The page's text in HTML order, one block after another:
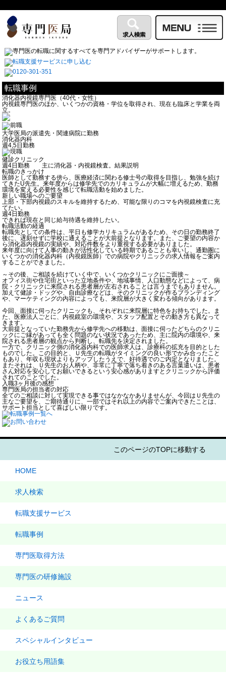
転職事例
消化器内視鏡専門医（40代・女性）
内視鏡専門医のほか、いくつかの資格・学位を取得され、現在も臨床と学業を両
立。
大学医局の派遣先・関連病院に勤務
消化器内科
週4,5日勤務
健診クリニック
週4日勤務 主に消化器・内視鏡検査。結果説明
転職のきっかけ
医師として勤務する傍ら、医療経済に関わる修士号の取得を目指し、勉強を続け
てきたU先生。来年度からは修学先でのカリキュラムが大幅に増えるため、勤務
環境を変える必要性を感じて転職活動を始めました。
新しい職場へのご要望
上部・下部内視鏡のスキルを維持するため、可能な限りのコマを内視鏡検査に充
てたい。
週4日勤務
できれば現在と同じ給与待遇を維持したい。
転職活動の経過
転職先としての条件は、平日も修学カリキュラムがあるため、その日の勤務終了
後に、遅刻せずに学校に通えることが大前提となります。また、ご要望の内容か
ら消化器内視鏡の実績や、対応件数をより重視する必要がありました。
来年度に向けて人事の動きが活性化している時期であることも幸いし、通勤圏に
いくつかの消化器内科（内視鏡医師）での病院やクリニックの求人情報をご案内
することができました。
～その後、ご相談を続けていく中で、いくつかクリニックにご面接～
オフィス街や住宅街といった立地条件や、地域事情、人口動態などによって、病
院・クリニックに来院される患者層が左右されることは言うまでもありません。
加えて健診・ドッグや、自由診療などは、そのクリニックが作るブランディング
や、マーケティングの内容によっても、来院層が大きく変わる傾向があります。
今回、面接に伺ったクリニックも、それぞれに来院層に特色をお持ちでした。ま
た、医療法人ごとに、内視鏡室の環境や、スタッフ配置とその動き方も異なって
きます。
大前提となっていた勤務先から修学先への移動は、面接に伺ったどちらのクリニ
ックにご縁があっても全く問題のない状況であったため、主に院内の環境や、来
院される患者層の観点から判断し、転職先を決定されました。
一方で、クリニック側の消化器内科での医師求人は、診療科の拡充を目的とした
ものでした。この目的と、Ｕ先生の転職がタイミングの良い形でかみ合ったこと
もあり、年収も現状よりもアップしたうえで、好待遇でのご内定となりました。
またそれは、Ｕ先生のお人柄や、非常に丁寧で落ち着きのある言葉遣いは、患者
さん対応を安心してお願いできるという安心感がありますとクリニックから評価
されてのことでした。
入職3ヶ月後の感想
専門医局の担当者の対応
全てのご相談に対して実現できる事ではなかなかありませんが、今回はＵ先生の
主なご要望を、ご期待通りに、一部ではそれ以上の内容でご案内できたことは、
サポート担当として喜ばしい限りです。
このページのTOPに移動する
HOME
求人検索
転職支援サービス
転職事例
専門医取得方法
専門医の研修施設
ニュース
よくあるご質問
スペシャルインタビュー
お役立ち用語集